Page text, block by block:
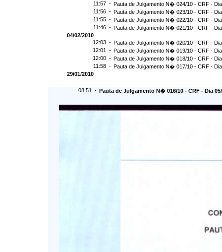
11:57 - Pauta de Julgamento N� 024/10 - CRF -
11:56 - Pauta de Julgamento N� 023/10 - CRF -
11:55 - Pauta de Julgamento N� 022/10 - CRF -
11:46 - Pauta de Julgamento N� 021/10 - CRF -
04/02/2010
12:03 - Pauta de Julgamento N� 020/10 - CRF -
12:01 - Pauta de Julgamento N� 019/10 - CRF -
12:00 - Pauta de Julgamento N� 018/10 - CRF -
11:58 - Pauta de Julgamento N� 017/10 - CRF -
29/01/2010
08:51 - Pauta de Julgamento N� 016/10 - CRF - Dia 05/